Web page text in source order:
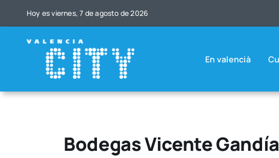
Hoy es vier­nes, 7 de agos­to de 2026
En valen­cià
Bodegas Vicente